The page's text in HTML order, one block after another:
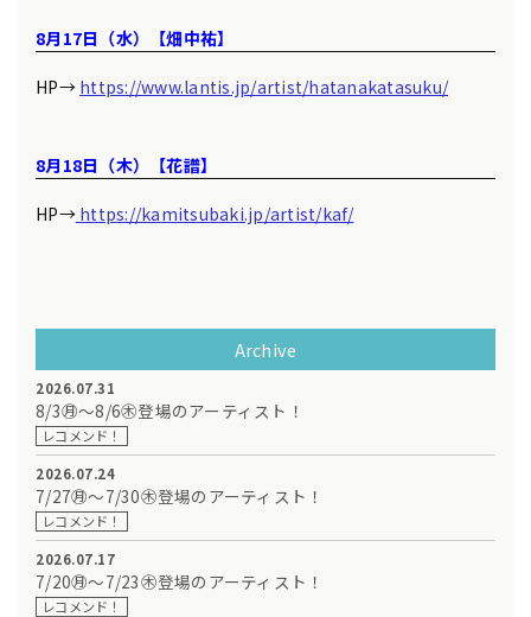
8月17日（水）【畑中祐】
HP→ https://www.lantis.jp/artist/hatanakatasuku/
8月18日（木）【花譜】
HP→https://kamitsubaki.jp/artist/kaf/
Archive
2026.07.31
8/3㊊～8/6㊍登場のアーティスト！
レコメンド！
2026.07.24
7/27㊊～7/30㊍登場のアーティスト！
レコメンド！
2026.07.17
7/20㊊～7/23㊍登場のアーティスト！
レコメンド！